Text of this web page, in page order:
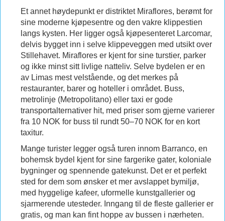
Et annet høydepunkt er distriktet Miraflores, berømt for
sine moderne kjøpesentre og den vakre klippestien
langs kysten. Her ligger også kjøpesenteret Larcomar,
delvis bygget inn i selve klippeveggen med utsikt over
Stillehavet. Miraflores er kjent for sine turstier, parker
og ikke minst sitt livlige natteliv. Selve bydelen er en
av Limas mest velstående, og det merkes på
restauranter, barer og hoteller i området. Buss,
metrolinje (Metropolitano) eller taxi er gode
transportalternativer hit, med priser som gjerne varierer
fra 10 NOK for buss til rundt 50–70 NOK for en kort
taxitur.
Mange turister legger også turen innom Barranco, en
bohemsk bydel kjent for sine fargerike gater, koloniale
bygninger og spennende gatekunst. Det er et perfekt
sted for dem som ønsker et mer avslappet bymiljø,
med hyggelige kafeer, uformelle kunstgallerier og
sjarmerende utesteder. Inngang til de fleste gallerier er
gratis, og man kan fint hoppe av bussen i nærheten.